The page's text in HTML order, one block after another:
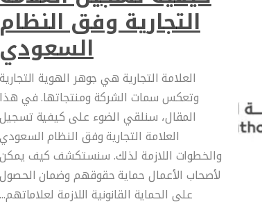
التجارية وفق النظام
السعودي
العلامة التجارية هي جوهر الهوية التجارية
وتعكس سمات الشركة ومنتجاتها. في هذا
المقال، سنلقي الضوء على كيفية تسجيل
العلامة التجارية وفق النظام السعودي
والخطوات اللازمة لذلك. سنستكشف كيف يمكن
لأصحاب الأعمال حماية حقوقهم وضمان الحصول
على الحماية القانونية اللازمة لعلاماتهم...